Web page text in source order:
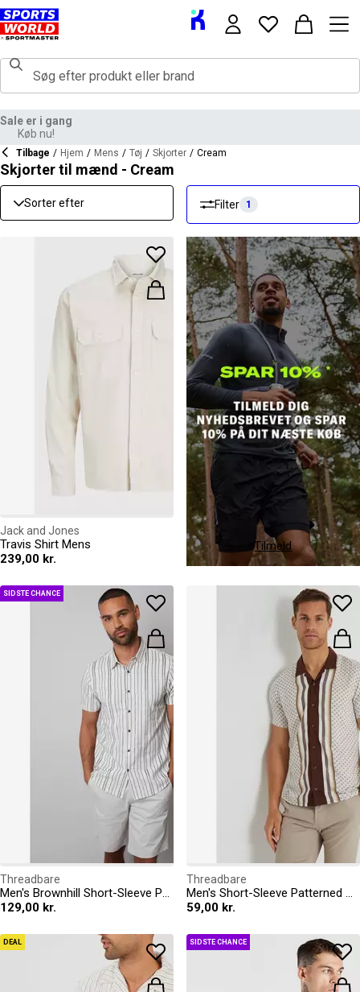
Tilbage / Hjem / Mens / Tøj / Skjorter / Cream
Skjorter til mænd - Cream
Sorter efter Filter 1
Jack and Jones
Travis Shirt Mens
239,00 kr.
SIDSTE CHANCE
Threadbare
Men's Brownhill Short-Sleeve Patterned Shirt
129,00 kr.
Threadbare
Men's Short-Sleeve Patterned Shirt
59,00 kr.
DEAL SIDSTE CHANCE
Tilmeld